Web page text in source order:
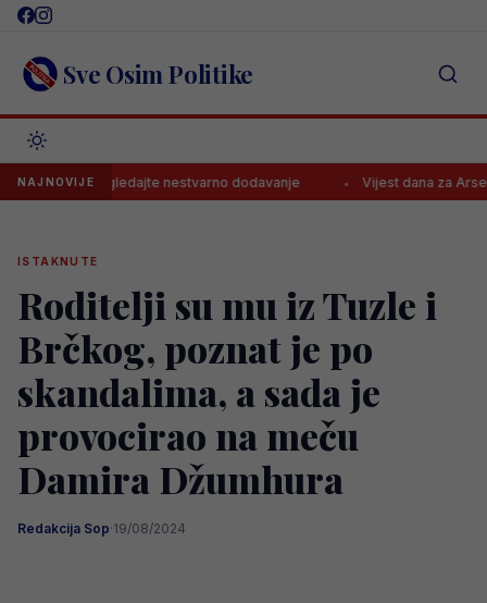
Skip
content Sve Osim Politike
NAJNOVIJE
pogledajte nestvarno dodavanje Vijest dana za Arsenal!
ISTAKNUTE
Roditelji su mu iz Tuzle i
Brčkog, poznat je po
skandalima, a sada je
provocirao na meču
Damira Džumhura
Redakcija Sop·19/08/2024